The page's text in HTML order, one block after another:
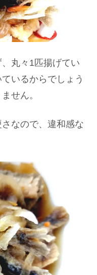
丸々1匹揚げてい
いるからでしょう
せん。
なので、違和感な